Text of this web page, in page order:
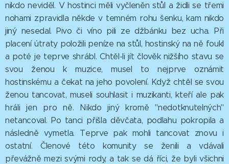
nikdo neviděl. V hostinci měli vyčleněn stůl a židli se třemi
nohami zpravidla někde v temném rohu šenku, kam nikdo
jiný nesedal. Pivo či víno pili ze džbánku bez ucha. Při
placení útraty položili peníze na stůl, hostinský na ně foukl
a poté je teprve shrábl. Chtěl-li jít člověk nižšího stavu se
svou ženou k muzice, musel to nejprve oznámit
hostinskému a čekat na jeho povolení. Když chtěl se svou
ženou tancovat, museli souhlasit i muzikanti, kteří ale pak
hráli jen pro ně. Nikdo jiný kromě "nedotknutelných"
netancoval. Po tanci přišla děvčata, podlahu pokropila a
následně vymetla. Teprve pak mohli tancovat znovu i
ostatní. Členové této komunity se ženili a vdávali
převážně mezi svými rody, a tak se dá říci, že byli všichni